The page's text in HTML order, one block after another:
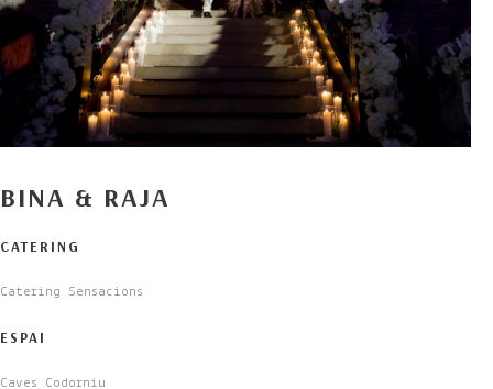
BINA & RAJA
CATERING
Catering Sensacions
ESPAI
Caves Codorniu